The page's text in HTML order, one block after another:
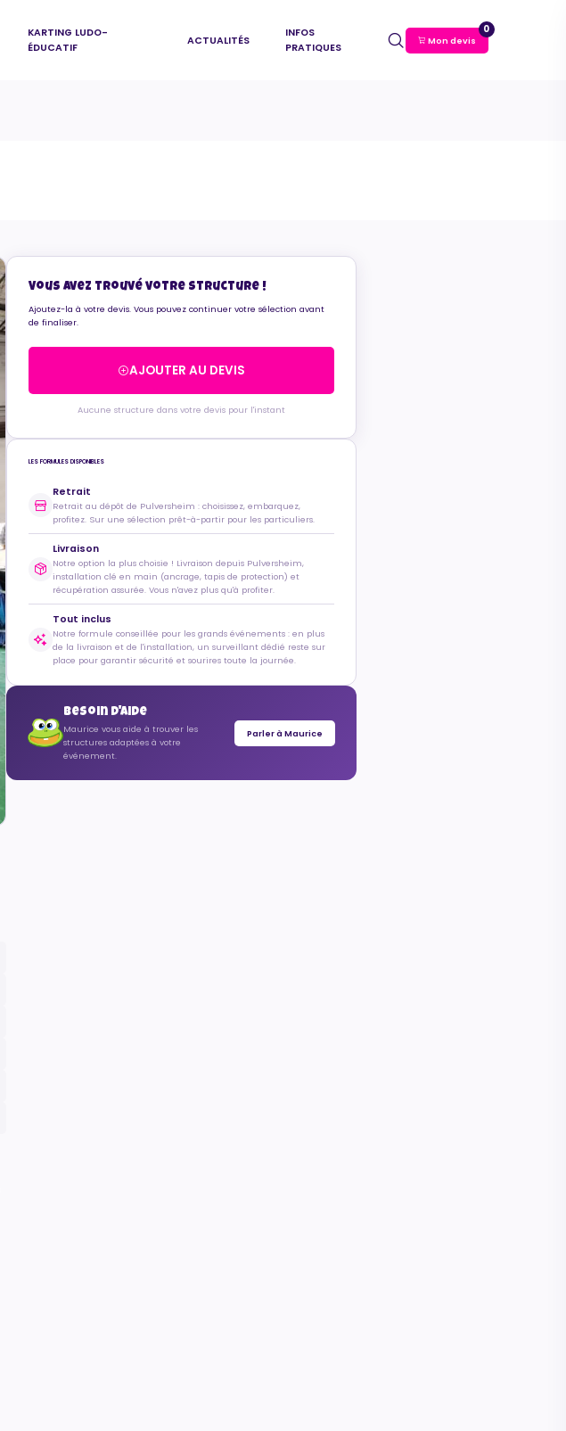
KARTING LUDO-
ÉDUCATIF
ACTUALITÉS
INFOS
PRATIQUES
Mon devis
0
Vous avez trouvé votre structure !
Ajoutez-la à votre devis. Vous pouvez continuer votre sélection avant
de finaliser.
AJOUTER AU DEVIS
Aucune structure dans votre devis pour l'instant
LES FORMULES DISPONIBLES
Retrait
Retrait au dépôt de Pulversheim : choisissez, embarquez,
profitez. Sur une sélection prêt-à-partir pour les particuliers.
Livraison
Notre option la plus choisie ! Livraison depuis Pulversheim,
installation clé en main (ancrage, tapis de protection) et
récupération assurée. Vous n'avez plus qu'à profiter.
Tout inclus
Notre formule conseillée pour les grands événements : en plus
de la livraison et de l'installation, un surveillant dédié reste sur
place pour garantir sécurité et sourires toute la journée.
Besoin d'aide
Maurice vous aide à trouver les
structures adaptées à votre
événement.
Parler à Maurice